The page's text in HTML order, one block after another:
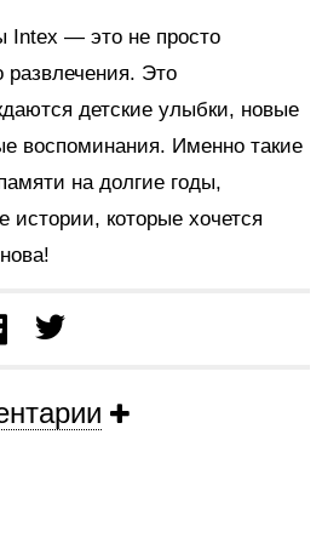
Intex — это не просто
развлечения. Это
детские улыбки, новые
воспоминания. Именно такие
на долгие годы,
истории, которые хочется